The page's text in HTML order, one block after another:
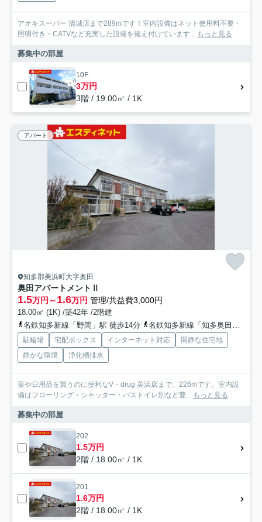
アオキスーパー 清城店まで289mです！室内設備はネット使用料不要・
照明付き・CATVなど充実した設備を備え付けています... もっと見る
募集中の部屋
10F
3万円
3階 / 19.00㎡ / 1K
アパート
知多郡美浜町大字奥田
奥田アパートメントⅡ
1.5万円～1.6万円 管理/共益費3,000円
18.00㎡ (1K) /築42年 /2階建
名鉄知多新線「野間」駅 徒歩14分
名鉄知多新線「知多奥田」駅 徒歩17分
駐輪場 宅配ボックス インターネット対応
閑静な住宅地
静かな環境
浄化槽排水
薬や日用品を買うのに便利なV・drug 美浜店まで、226mです。室内設
備はフローリング・シャッター・バストイレ別など豊... もっと見る
募集中の部屋
202
1.5万円
2階 / 18.00㎡ / 1K
201
1.6万円
2階 / 18.00㎡ / 1K